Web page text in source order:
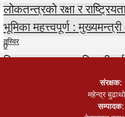
लोकतन्त्रको रक्षा र
भूमिका महत्त्वपूर्ण :
0
तस्विर
टिकटकर तुलसा अधिकारी
प्रतिनिधिसभा बैठक २५ गते
संरक्षक:
महेन्द्र
सम्पादक: